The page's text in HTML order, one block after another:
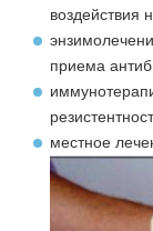
воздействия
приема
местное